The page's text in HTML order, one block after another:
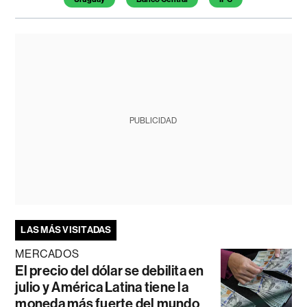
PUBLICIDAD
LAS MÁS VISITADAS
MERCADOS
El precio del dólar se debilita en
julio y América Latina tiene la
moneda más fuerte del mundo